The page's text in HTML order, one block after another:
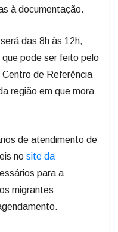
à documentação.
das 8h às 12h,
pode ser feito pelo
de Referência
região em que mora
de atendimento de
no site da
para a
migrantes